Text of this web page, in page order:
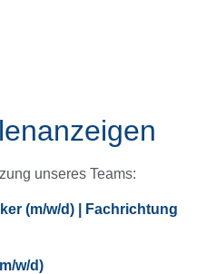
unseres Teams:
(m/w/d) | Fachrichtung
w/d)